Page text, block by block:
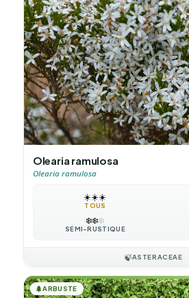
Olearia ramulosa
Olearia ramulosa
☀️☀️☀️
TOUS
❄️❄️❄️
SEMI-RUSTIQUE
🍃ASTERACEAE
🌲ARBUSTE